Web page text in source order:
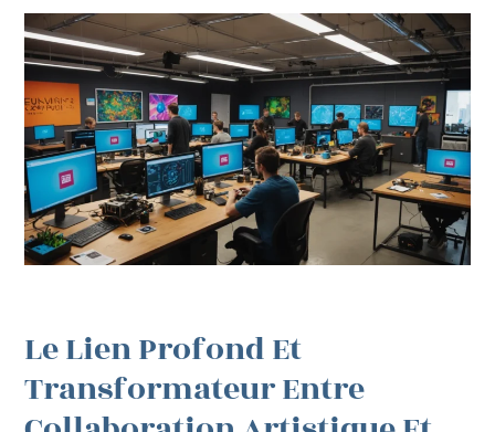
Le Lien Profond Et
Transformateur Entre